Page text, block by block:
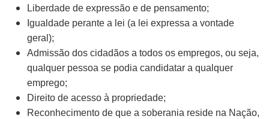
Liberdade de expressão e de pensamento;
Igualdade perante a lei (a lei expressa a vontade
geral);
Admissão dos cidadãos a todos os empregos, ou seja,
qualquer pessoa se podia candidatar a qualquer
emprego;
Direito de acesso à propriedade;
Reconhecimento de que a soberania reside na Nação,